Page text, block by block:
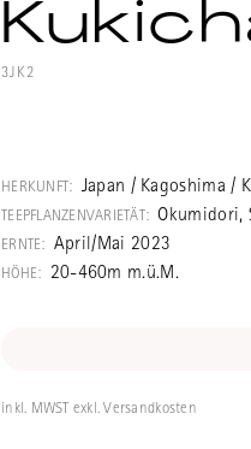
3JK2
HERKUNFT: Japan / Kagoshima /
TEEPFLANZENVARIETÄT: Okumidori,
ERNTE: April/Mai 2023
HÖHE: 20-460m m.ü.M.
inkl. MWST exkl. Versandkosten